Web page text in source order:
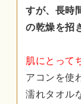
すが、長時
の乾燥を招
肌にとって
アコンを使
濡れタオル